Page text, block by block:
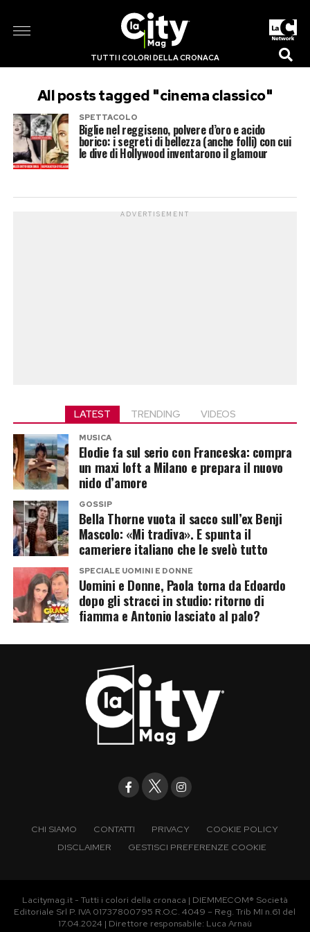
TUTTI I COLORI DELLA CRONACA
All posts tagged "cinema classico"
SPETTACOLO
Biglie nel reggiseno, polvere d’oro e acido
borico: i segreti di bellezza (anche folli) con cui
le dive di Hollywood inventarono il glamour
ADVERTISEMENT
LATEST TRENDING VIDEOS
MUSICA
Elodie fa sul serio con Franceska: compra
un maxi loft a Milano e prepara il nuovo
nido d’amore
GOSSIP
Bella Thorne vuota il sacco sull’ex Benji
Mascolo: «Mi tradiva». E spunta il
cameriere italiano che le svelò tutto
SPECIALE UOMINI E DONNE
Uomini e Donne, Paola torna da Edoardo
dopo gli stracci in studio: ritorno di
fiamma e Antonio lasciato al palo?
CHI SIAMO CONTATTI PRIVACY
COOKIE POLICY
DISCLAIMER
GESTISCI PREFERENZE COOKIE
Lacitymag.it - Tutti i colori della cronaca | DIEMMECOM® Società
Editoriale Srl P. IVA 01737800795 R.O.C. 4049 – Reg. Trib MI n.61 del
17.04.2024 | Direttore responsabile: Luca Arnaù